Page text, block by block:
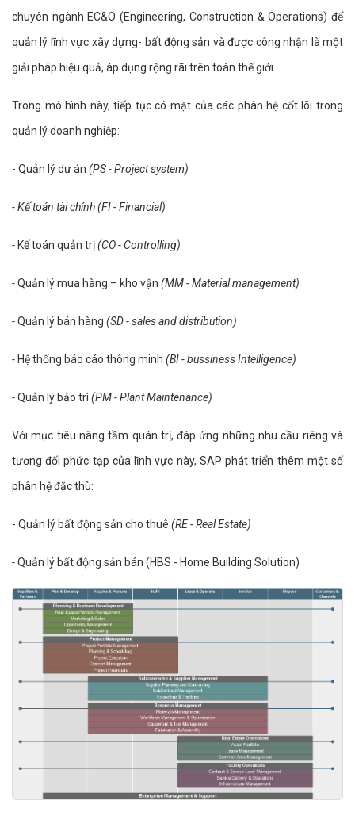
chuyên ngành EC&O (Engineering, Construction & Operations) để
quản lý lĩnh vực xây dựng- bất động sản và được công nhận là một
giải pháp hiệu quả, áp dụng rộng rãi trên toàn thế giới.
Trong mô hình này, tiếp tục có mặt của các phân hệ cốt lõi trong
quản lý doanh nghiệp:
- Quản lý dự án (PS - Project system)
- Kế toán tài chính (FI - Financial)
- Kế toán quản trị(CO - Controlling)
-Quản lý mua hàng – kho vận (MM - Material management)
-Quản lý bán hàng (SD - sales and distribution)
- Hệ thống báo cáo thông minh (BI - bussiness Intelligence)
-Quản lý bảo trì (PM - Plant Maintenance)
Với mục tiêu nâng tầm quán trị, đáp ứng những nhu cầu riêng và
tương đối phức tạp của lĩnh vực này, SAP phát triển thêm một số
phân hệ đặc thù:
- Quản lý bất động sản cho thuê (RE - Real Estate)
-Quản lý bất động sản bán (HBS - Home Building Solution)